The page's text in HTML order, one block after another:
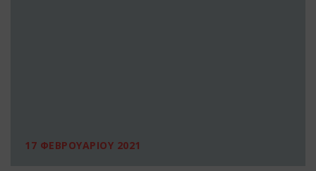
17 ΦΕΒΡΟΥΑΡΙΟΥ 2021